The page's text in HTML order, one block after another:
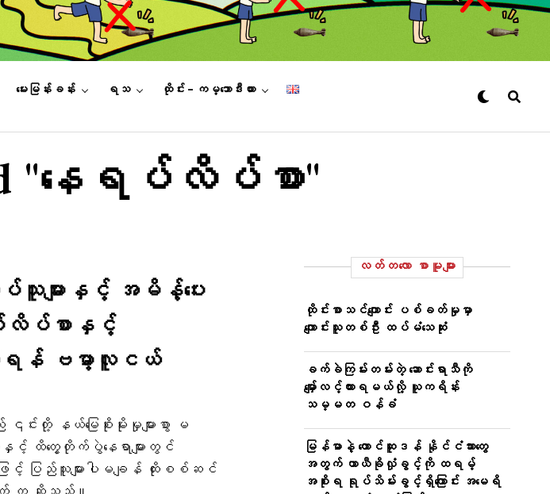
မေးမြန်းခန်း ရသ ထိုင်း – ကမ္ဘောဒီးယား
"နေရပ်လိပ်စာ"
သူများနှင့် ​အမိန့်​ပေး
ပ်လိပ်စာနှင့်
ြရန် ဗမာ့လူငယ်
တို့ နယ်မြေစိုးမိုးမှုများစွာ မ
င့် ထိတွေ့တိုက်ပွဲနေရာများတွင်
ဖြင့် ပြည်သူများပါမချန် ထိုးစစ်ဆင်
လတ်တ‌လော စာမူများ
ထိုင်းစာသင်ကျောင်း ပစ်ခတ်မှုမှာ
ကျောင်းသူတစ်ဦး ထပ်မံသေဆုံး
ခက်ခဲကြမ်းတမ်းတဲ့ ဆောင်းရာသီကို
မျှော်လင့်ထားရမယ်လို့ ယူကရိန်း
သမ္မတ ဝန်ခံ
မြန်မာနဲ့ တောင်ဆူဒန် နိုင်ငံသားတွေ
အတွက် ယာယီခိုလှုံခွင့်ကို ထရမ့်
အစိုးရ ရုပ်သိမ်းခွင့်ရှိကြောင်း အမေရိ